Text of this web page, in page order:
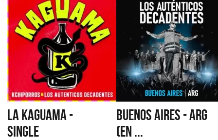
LA KAGUAMA -
SINGLE
BUENOS AIRES - ARG
(EN ...